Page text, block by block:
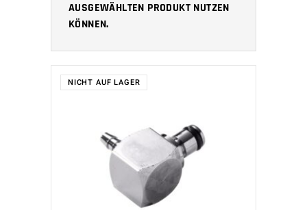
AUSGEWÄHLTEN PRODUKT NUTZEN
KÖNNEN.
NICHT AUF LAGER
WEITERLESEN